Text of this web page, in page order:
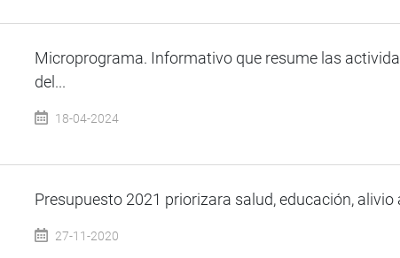
Microprograma. Informativo que resume las
del...
18-04-2024
Presupuesto 2021 priorizara salud, educación, alivio
27-11-2020